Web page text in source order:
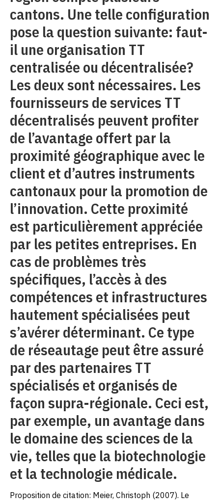
cantons. Une telle configuration
pose la question suivante: faut-
il une organisation TT
centralisée ou décentralisée?
Les deux sont nécessaires. Les
fournisseurs de services TT
décentralisés peuvent profiter
de l’avantage offert par la
proximité géographique avec le
client et d’autres instruments
cantonaux pour la promotion de
l’innovation. Cette proximité
est particulièrement appréciée
par les petites entreprises. En
cas de problèmes très
spécifiques, l’accès à des
compétences et infrastructures
hautement spécialisées peut
s’avérer déterminant. Ce type
de réseautage peut être assuré
par des partenaires TT
spécialisés et organisés de
façon supra-régionale. Ceci est,
par exemple, un avantage dans
le domaine des sciences de la
vie, telles que la biotechnologie
et la technologie médicale.
Proposition de citation: Meier, Christoph (2007). Le